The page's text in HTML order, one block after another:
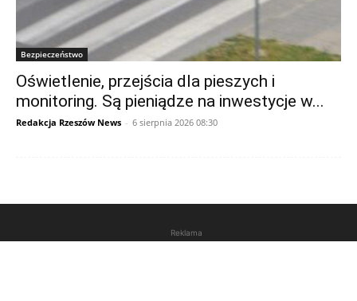
Bezpieczeństwo
Oświetlenie, przejścia dla pieszych i
monitoring. Są pieniądze na inwestycje w...
Redakcja Rzeszów News - 6 sierpnia 2026 08:30
Reklama